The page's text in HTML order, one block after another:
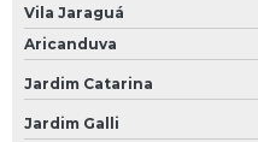
Bateria Moura 60h
Vila Jaraguá
Aricanduva
Jardim Catarina
Jardim Galli